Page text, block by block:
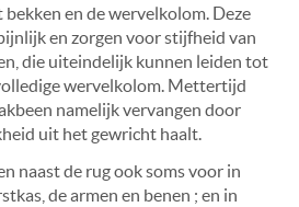
en de wervelkolom. Deze
en zorgen voor stijfheid van
die uiteindelijk kunnen leiden tot
wervelkolom. Mettertijd
namelijk vervangen door
uit het gewricht haalt.
naast de rug ook soms voor in
de armen en benen ; en in